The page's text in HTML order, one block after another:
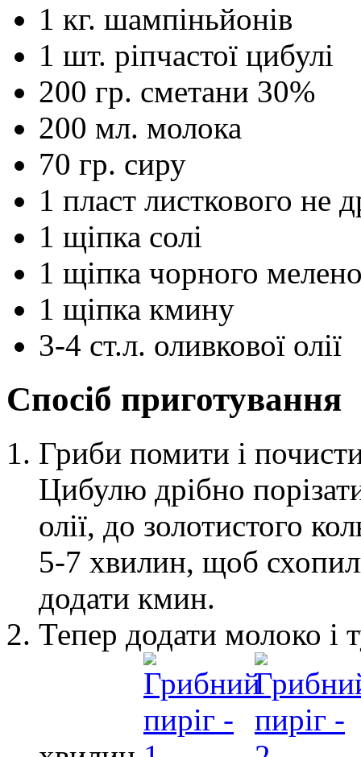
1 кг. шампіньйонів
1 шт. ріпчастої цибулі
200 гр. сметани 30%
200 мл. молока
70 гр. сиру
1 пласт листкового не
1 щіпка солі
1 щіпка чорного
1 щіпка кмину
3-4 ст.л. оливкової олії
Спосіб приготування
Гриби помити і
Цибулю дрібно
олії, до золотистого
5-7 хвилин, щоб
додати кмин.
Тепер додати молоко і